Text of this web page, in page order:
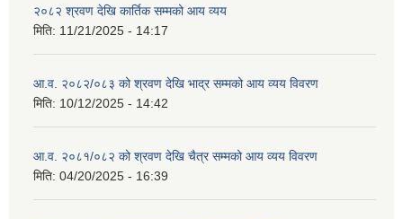
२०८२ श्रवण देखि कार्तिक सम्मको आय व्यय
मिति: 11/21/2025 - 14:17
आ.व. २०८२/०८३ को श्रवण देखि भाद्र सम्मको आय व्यय विवरण
मिति: 10/12/2025 - 14:42
आ.व. २०८१/०८२ को श्रवण देखि चैत्र सम्मको आय व्यय विवरण
मिति: 04/20/2025 - 16:39